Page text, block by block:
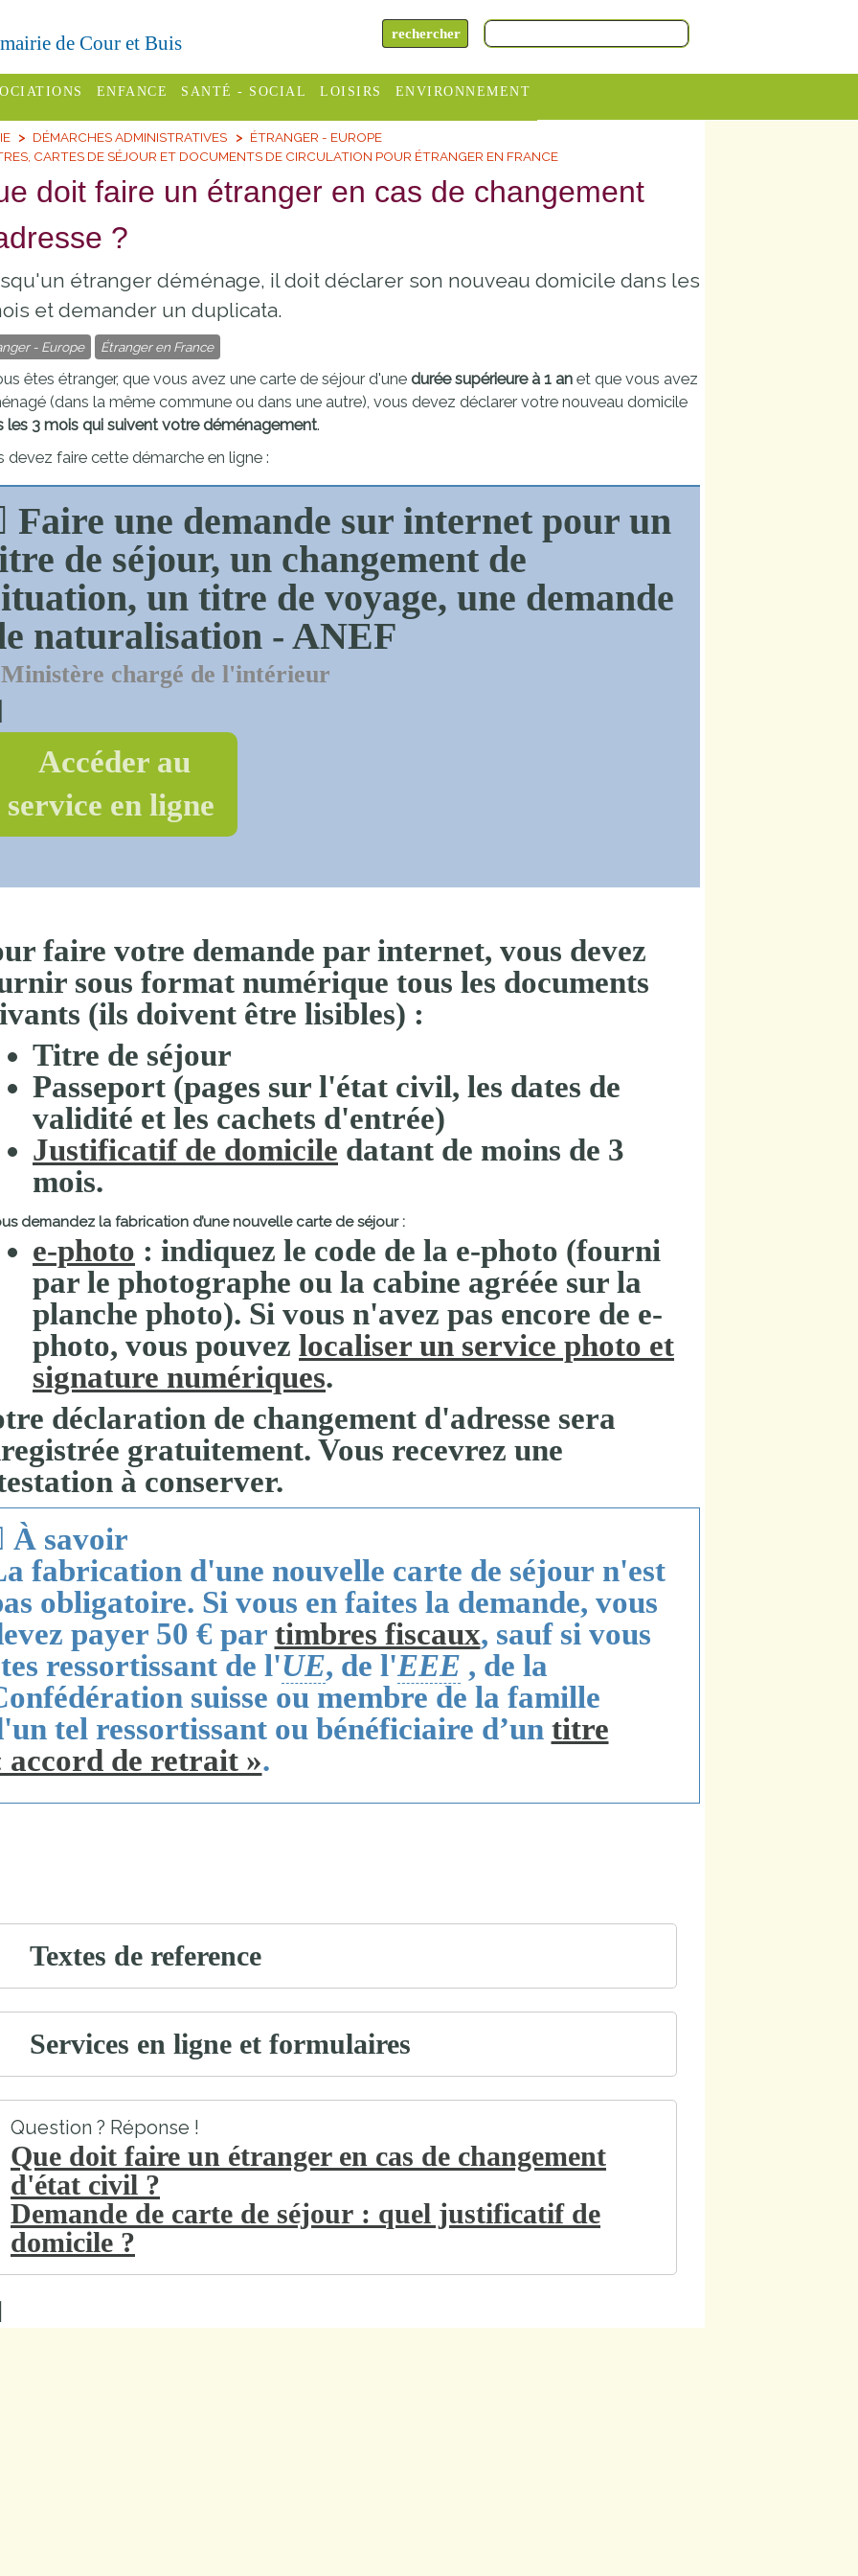
de Cour et Buis
des
ENFANCE
Assistantes
assistante
Pôle petite
enfance
Etablissements
scolaires
publics
Établissements
scolaires
privés
SANTÉ - SOCIAL
Centres
Conseil
Le SSIAD
des Trois
Rivières
LOISIRS
Campings
Offices
Sélection
découvrir
et
s'amuser
ENVIRONNEMENT
SITCOM
DÉMARCHES ADMINISTRATIVES
ÉTRANGER - EUROPE
CARTES DE SÉJOUR ET DOCUMENTS DE CIRCULATION POUR ÉTRANGER EN FRANCE
doit faire un étranger en cas de changement
?
étranger déménage, il doit déclarer son nouveau domicile dans les
et demander un duplicata.
- Europe Étranger en France
êtes étranger, que vous avez une carte de séjour d'une durée supérieure à 1 an et que vous avez
(dans la même commune ou dans une autre), vous devez déclarer votre nouveau domicile
les 3 mois qui suivent votre déménagement.
devez faire cette démarche en ligne :
Faire une demande sur internet pour un
de séjour, un changement de
un titre de voyage, une demande
naturalisation - ANEF
Ministère chargé de l'intérieur
Accéder au
service en ligne
faire votre demande par internet, vous devez
sous format numérique tous les documents
(ils doivent être lisibles) :
Titre de séjour
Passeport (pages sur l'état civil, les dates de
validité et les cachets d'entrée)
Justificatif de domicile datant de moins de 3
mois.
demandez la fabrication d’une nouvelle carte de séjour :
e-photo : indiquez le code de la e-photo (fourni
par le photographe ou la cabine agréée sur la
planche photo). Si vous n'avez pas encore de e-
photo, vous pouvez localiser un service photo et
signature numériques.
déclaration de changement d'adresse sera
gratuitement. Vous recevrez une
à conserver.
À savoir
fabrication d'une nouvelle carte de séjour n'est
obligatoire. Si vous en faites la demande, vous
payer 50 € par timbres fiscaux, sauf si vous
ressortissant de l'UE, de l'EEE , de la
suisse ou membre de la famille
tel ressortissant ou bénéficiaire d’un titre
accord de retrait ».
Textes de reference
Services en ligne et formulaires
Question ? Réponse !
Que doit faire un étranger en cas de changement
d'état civil ?
Demande de carte de séjour : quel justificatif de
domicile ?